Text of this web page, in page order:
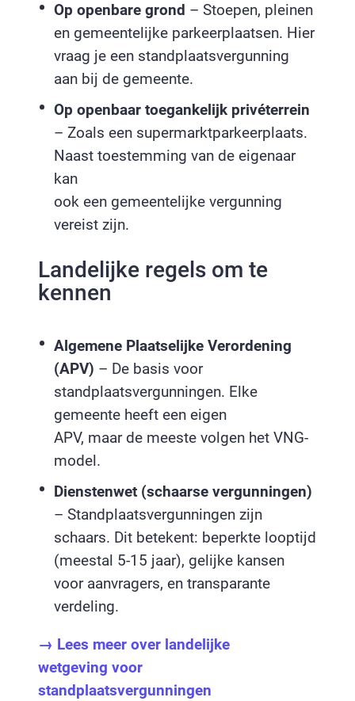
Op openbare grond – Stoepen, pleinen
en gemeentelijke parkeerplaatsen. Hier
vraag je een standplaatsvergunning
aan bij de gemeente.
Op openbaar toegankelijk privéterrein
– Zoals een supermarktparkeerplaats.
Naast toestemming van de eigenaar
kan
ook een gemeentelijke vergunning
vereist zijn.
Landelijke regels om te
kennen
Algemene Plaatselijke Verordening
(APV) – De basis voor
standplaatsvergunningen. Elke
gemeente heeft een eigen
APV, maar de meeste volgen het VNG-
model.
Dienstenwet (schaarse vergunningen)
– Standplaatsvergunningen zijn
schaars. Dit betekent: beperkte looptijd
(meestal 5-15 jaar), gelijke kansen
voor aanvragers, en transparante
verdeling.
→ Lees meer over landelijke
wetgeving voor
standplaatsvergunningen